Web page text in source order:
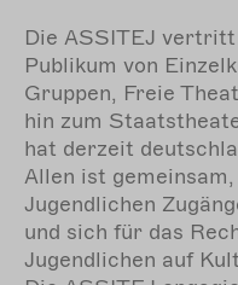
Die ASSITEJ
Publikum von
Gruppen, Freie
hin zum
hat derzeit
Allen ist
Jugendlichen
und sich für das
Jugendlichen auf